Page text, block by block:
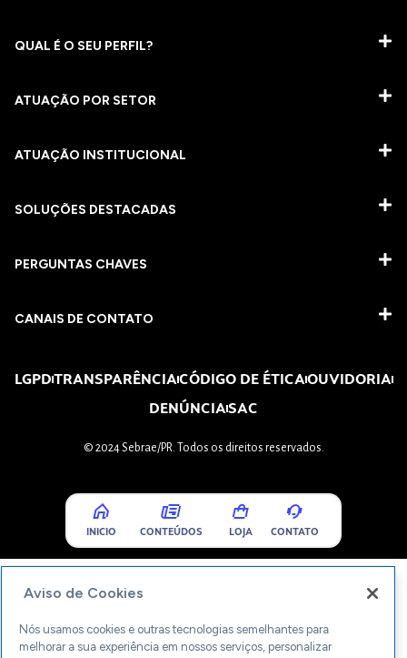
QUAL É O SEU PERFIL?
ATUAÇÃO POR SETOR
ATUAÇÃO INSTITUCIONAL
SOLUÇÕES DESTACADAS
PERGUNTAS CHAVES​
CANAIS DE CONTATO
LGPDTRANSPARÊNCIACÓDIGO DE ÉTICAOUVIDORIA
DENÚNCIASAC
© 2024 Sebrae/PR. Todos os direitos reservados.
INICIO CONTEÚDOS LOJA CONTATO
Aviso de Cookies
Nós usamos cookies e outras tecnologias semelhantes para
melhorar a sua experiência em nossos serviços, personalizar